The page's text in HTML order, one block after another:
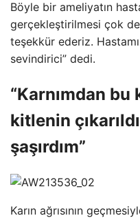
Böyle bir ameliyatın
gerçekleştirilmesi çok
teşekkür ederiz.
sevindirici” dedi.
“Karnımdan
kitlenin
şaşırdım”
Karın ağrısının